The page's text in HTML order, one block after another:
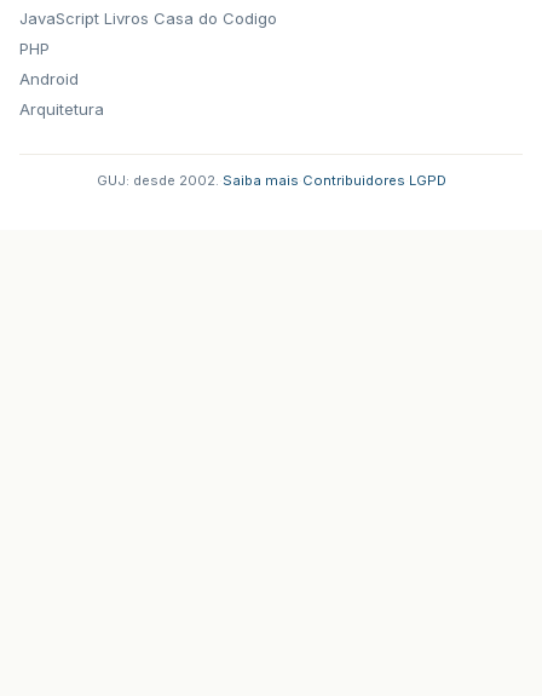
JavaScript
PHP
Android
Arquitetura
Livros Casa do Codigo
GUJ: desde 2002. Saiba mais Contribuidores LGPD